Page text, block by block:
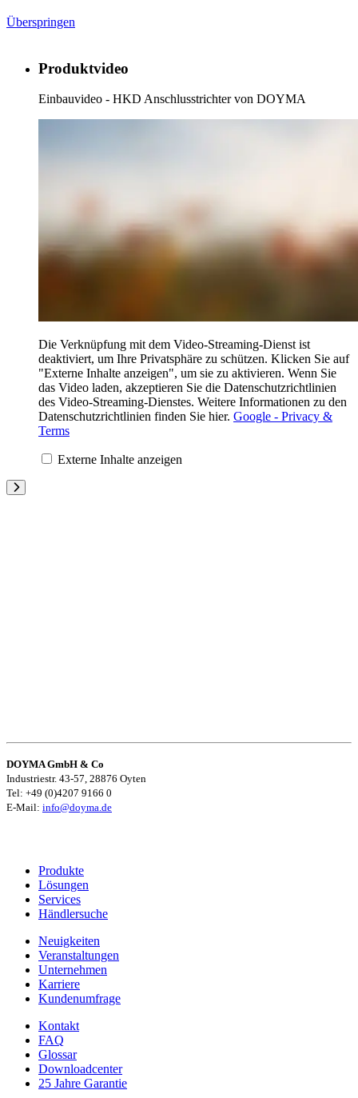
Überspringen
Produktvideo
Einbauvideo - HKD Anschlusstrichter von DOYMA
Die Verknüpfung mit dem Video-Streaming-Dienst ist
deaktiviert, um Ihre Privatsphäre zu schützen. Klicken Sie auf
"Externe Inhalte anzeigen", um sie zu aktivieren. Wenn Sie
das Video laden, akzeptieren Sie die Datenschutzrichtlinien
des Video-Streaming-Dienstes. Weitere Informationen zu den
Datenschutzrichtlinien finden Sie hier. Google - Privacy &
Terms
Externe Inhalte anzeigen
DOYMA GmbH & Co
Industriestr. 43-57, 28876 Oyten
Tel: +49 (0)4207 9166 0
E-Mail: info@doyma.de
Produkte
Lösungen
Services
Händlersuche
Neuigkeiten
Veranstaltungen
Unternehmen
Karriere
Kundenumfrage
Kontakt
FAQ
Glossar
Downloadcenter
25 Jahre Garantie